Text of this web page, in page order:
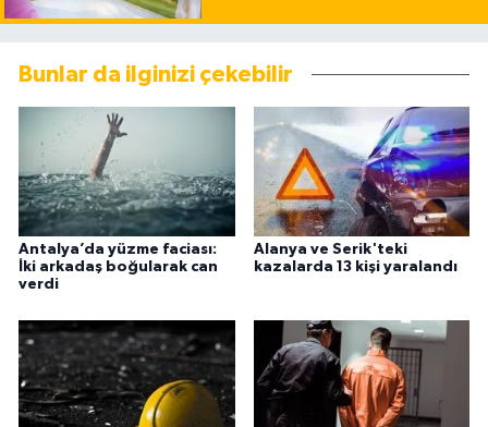
Bunlar da ilginizi çekebilir
Antalya’da yüzme faciası:
İki arkadaş boğularak can
verdi
Alanya ve Serik'teki
kazalarda 13 kişi yaralandı